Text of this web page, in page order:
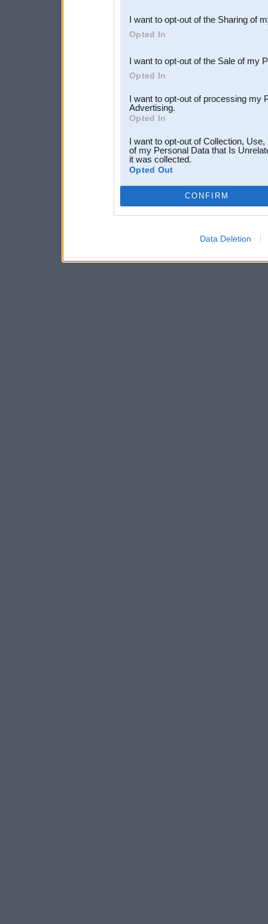
Downstream Participants
third parties.
I want to opt-out of the Sharing of
Opted In
I want to opt-out of the Sale of my
Opted In
I want to opt-out of processing my
Advertising.
Opted In
I want to opt-out of Collection,
of my Personal Data that Is
it was collected.
Opted Out
CONFIRM
Data Deletion